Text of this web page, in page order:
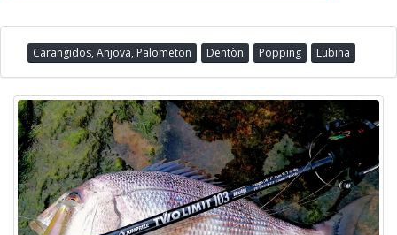
Carangidos, Anjova, Palometon Dentòn Popping Lubina